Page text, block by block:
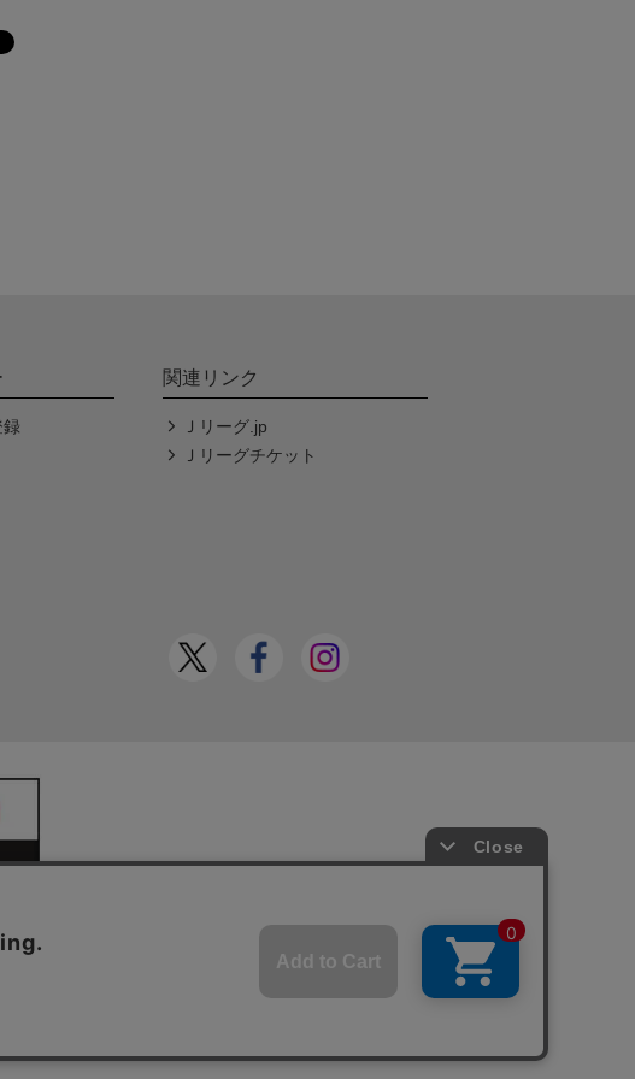
録
関連リンク
Ｊリーグ.jp
Ｊリーグチケット
します。
Inc.